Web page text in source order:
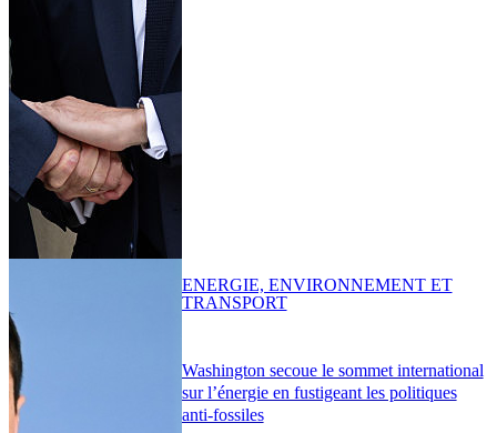
Washington secoue le sommet international
sur l’énergie en fustigeant les politiques
anti-fossiles
ENERGIE, ENVIRONNEMENT ET
TRANSPORT